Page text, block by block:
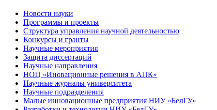
Новости науки
Программы и проекты
Структура управления научной деятельностью
Конкурсы и гранты
Научные мероприятия
Защита диссертаций
Научные направления
НОЦ «Иновационные решения в АПК»
Научные журналы университета
Научные подразделения
Малые инновационные предприятия НИУ «БелГУ»